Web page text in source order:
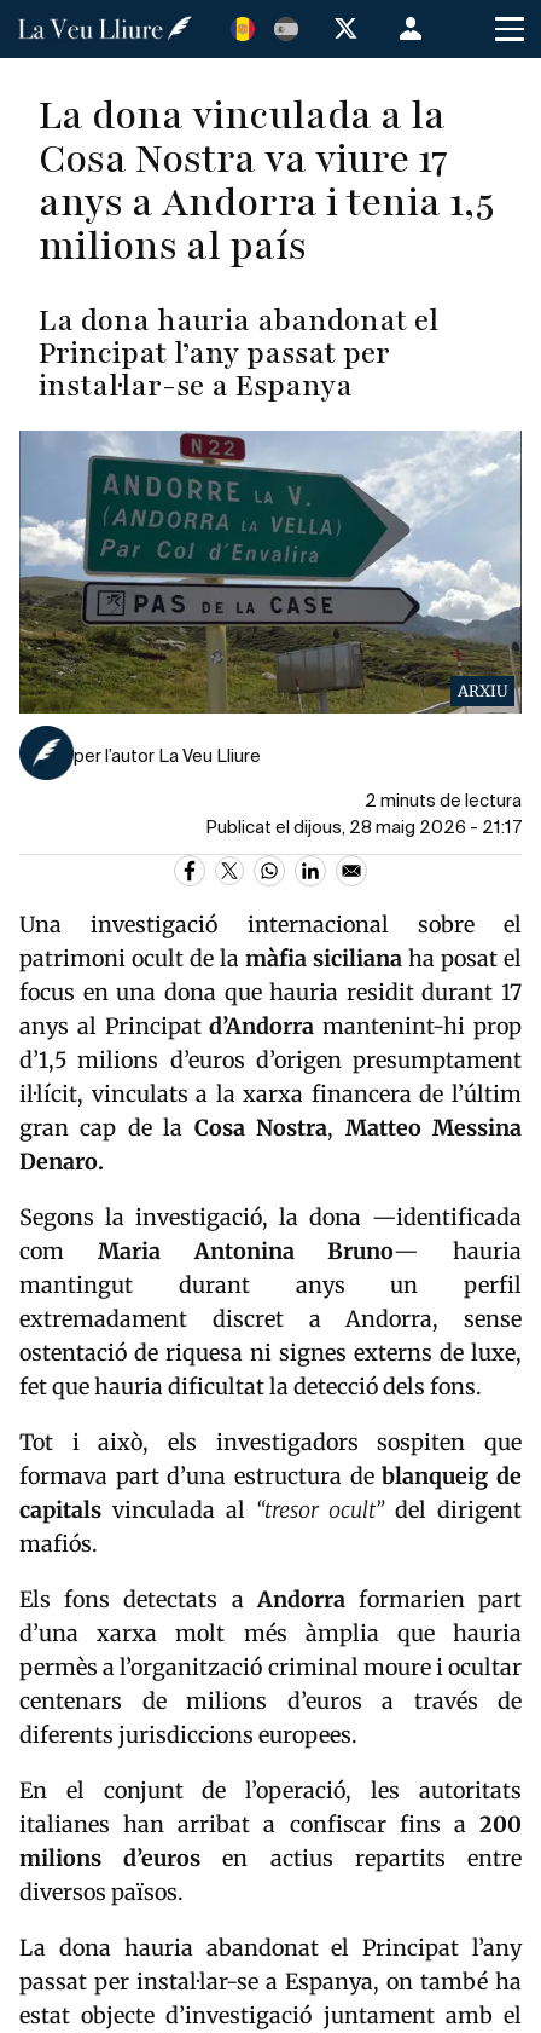
Vés
Menú
de
cuenta
de
usuario
La dona vinculada a la
Cosa Nostra va viure 17
anys a Andorra i tenia 1,5
milions al país
La dona hauria abandonat el
Principat l’any passat per
instal·lar-se a Espanya
ARXIU
per l’autor La Veu Lliure
2 minuts de lectura
Publicat el dijous, 28 maig 2026 - 21:17
Una investigació internacional sobre el
patrimoni ocult de la màfia siciliana ha posat el
focus en una dona que hauria residit durant 17
anys al Principatd’Andorra mantenint-hi prop
d’1,5 milions d’euros d’origen presumptament
il·lícit, vinculats a la xarxa financera de l’últim
gran cap de la Cosa Nostra, Matteo Messina
Denaro.
Segons la investigació, la dona —identificada
com Maria Antonina Bruno— hauria
mantingut durant anys un perfil
extremadament discret a Andorra, sense
ostentació de riquesa ni signes externs de luxe,
fet que hauria dificultat la detecció dels fons.
Tot i això, els investigadors sospiten que
formava part d’una estructura deblanqueig de
capitals vinculada al“tresor ocult”del dirigent
mafiós.
Els fons detectats aAndorraformarien part
d’una xarxa molt més àmplia que hauria
permès a l’organització criminal moure i ocultar
centenars de milions d’euros a través de
diferents jurisdiccions europees.
En el conjunt de l’operació, les autoritats
italianes han arribat a confiscar fins a200
milions d’euros en actius repartits entre
diversos països.
La dona hauria abandonat el Principat l’any
passat per instal·lar-se a Espanya, on també ha
estat objecte d’investigació juntament amb el